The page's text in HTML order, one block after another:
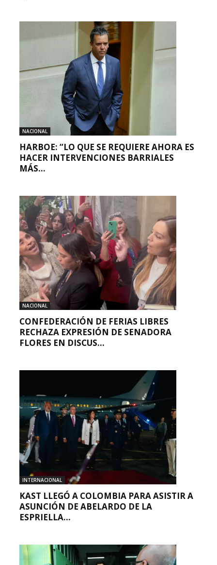
NACIONAL
HARBOE: “LO QUE SE REQUIERE AHORA ES
HACER INTERVENCIONES BARRIALES
MÁS...
NACIONAL
CONFEDERACIÓN DE FERIAS LIBRES
RECHAZA EXPRESIÓN DE SENADORA
FLORES EN DISCUS...
INTERNACIONAL
KAST LLEGÓ A COLOMBIA PARA ASISTIR A
ASUNCIÓN DE ABELARDO DE LA
ESPRIELLA...